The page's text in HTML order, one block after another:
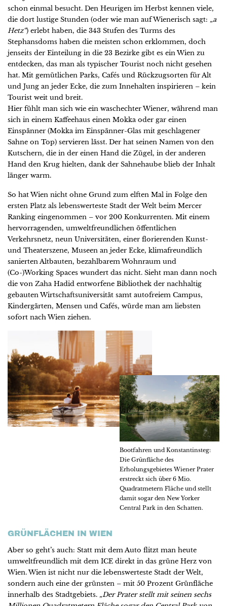
schon einmal besucht. Den Heurigen im Herbst kennen viele,
die dort lustige Stunden (oder wie man auf Wienerisch sagt: „a
Hetz“) erlebt haben, die 343 Stufen des Turms des
Stephansdoms haben die meisten schon erklommen, doch
jenseits der Einteilung in die 23 Bezirke gibt es ein Wien zu
entdecken, das man als typischer Tourist noch nicht gesehen
hat. Mit gemütlichen Parks, Cafés und Rückzugsorten für Alt
und Jung an jeder Ecke, die zum Innehalten inspirieren – kein
Tourist weit und breit.
Hier fühlt man sich wie ein waschechter Wiener, während man
sich in einem Kaffeehaus einen Mokka oder gar einen
Einspänner (Mokka im Einspänner-Glas mit geschlagener
Sahne on Top) servieren lässt. Der hat seinen Namen von den
Kutschern, die in der einen Hand die Zügel, in der anderen
Hand den Krug hielten, dank der Sahnehaube blieb der Inhalt
länger warm.
So hat Wien nicht ohne Grund zum elften Mal in Folge den
ersten Platz als lebenswerteste Stadt der Welt beim Mercer
Ranking eingenommen – vor 200 Konkurrenten. Mit einem
hervorragenden, umweltfreundlichen öffentlichen
Verkehrsnetz, neun Universitäten, einer florierenden Kunst-
und Theaterszene, Museen an jeder Ecke, klimafreundlich
sanierten Altbauten, bezahlbarem Wohnraum und
(Co-)Working Spaces wundert das nicht. Sieht man dann noch
die von Zaha Hadid entworfene Bibliothek der nachhaltig
gebauten Wirtschaftsuniversität samt autofreiem Campus,
Kindergärten, Mensen und Cafés, würde man am liebsten
sofort nach Wien ziehen.
Bootfahren und Konstantinsteg:
Die Grünfläche des
Erholungsgebietes Wiener Prater
erstreckt sich über 6 Mio.
Quadratmetern Fläche und stellt
damit sogar den New Yorker
Central Park in den Schatten.
GRÜNFLÄCHEN IN WIEN
Aber so geht’s auch: Statt mit dem Auto flitzt man heute
umweltfreundlich mit dem ICE direkt in das grüne Herz von
Wien. Wien ist nicht nur die lebenswerteste Stadt der Welt,
sondern auch eine der grünsten – mit 50 Prozent Grünfläche
innerhalb des Stadtgebiets. „Der Prater stellt mit seinen sechs